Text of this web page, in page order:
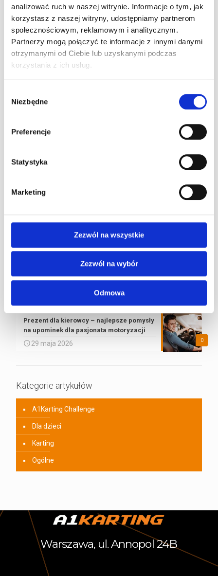
analizować ruch w naszej witrynie. Informacje o tym, jak
korzystasz z naszej witryny, udostępniamy partnerom
społecznościowym, reklamowym i analitycznym.
Partnerzy mogą połączyć te informacje z innymi danymi
otrzymanymi od Ciebie lub uzyskanymi podczas
korzystania z ich usług.
zgody
Niezbędne
Preferencje
Statystyka
Marketing
Zezwól na wszystkie
Zezwól na wybór
Odmowa
Kartingowy Vice-Mistrz Polski do lat 13
4 miejsce-Mistrzostwa Europy Środkowej FIA
Zapraszamy!
A1Karting – Wyższy Poziom Kartingu
tel. 22 290 33 88
www.a1karting.pl
Ostatnie artykuły
24h Le Mans – przewodnik po największym
wyścigu długodystansowym na świecie
0
22 lipca 2026
26 czerwca 2026
0
Prezent dla kierowcy – najlepsze pomysły
na upominek dla pasjonata motoryzacji
29 maja 2026
Kategorie artykułów
A1Karting Challenge
Dla dzieci
Karting
Ogólne
Warszawa, ul. Annopol 24B